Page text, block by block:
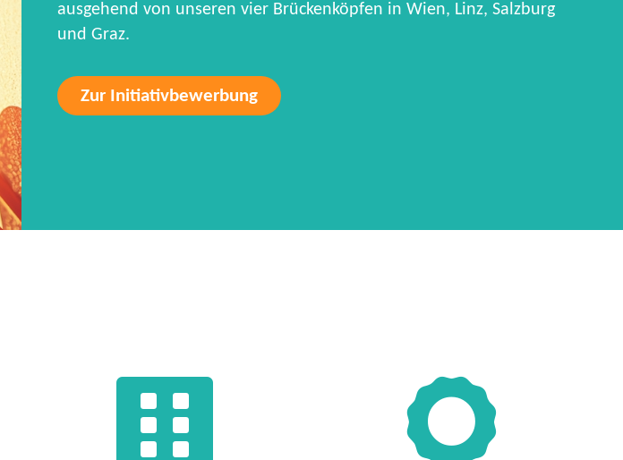
ausgehend von unseren vier Brückenköpfen in Wien, Linz, Salzburg
und Graz.
Zur Initiativbewerbung